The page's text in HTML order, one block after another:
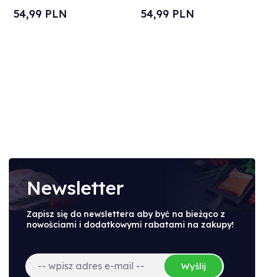
54,99 PLN 54,99 PLN
Newsletter
Zapisz się do newslettera aby być na bieżąco z
nowościami i dodatkowymi rabatami na zakupy!
Wyślij